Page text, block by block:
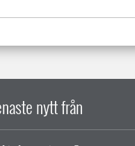
nytt från